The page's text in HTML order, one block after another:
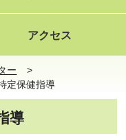
アクセス
ー
定保健指導
導